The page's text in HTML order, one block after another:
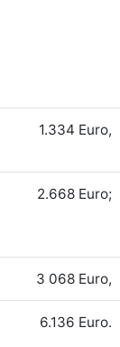
1.334 Euro,
2.668 Euro;
3 068 Euro,
6.136 Euro.